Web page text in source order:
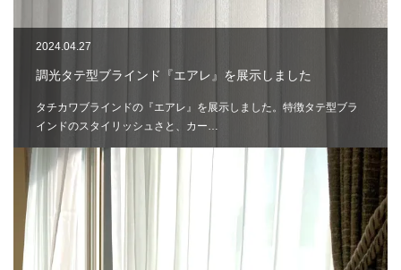
2024.04.27
調光タテ型ブラインド『エアレ』を展示しました
タチカワブラインドの『エアレ』を展示しました。特徴タテ型ブラ
インドのスタイリッシュさと、カー…